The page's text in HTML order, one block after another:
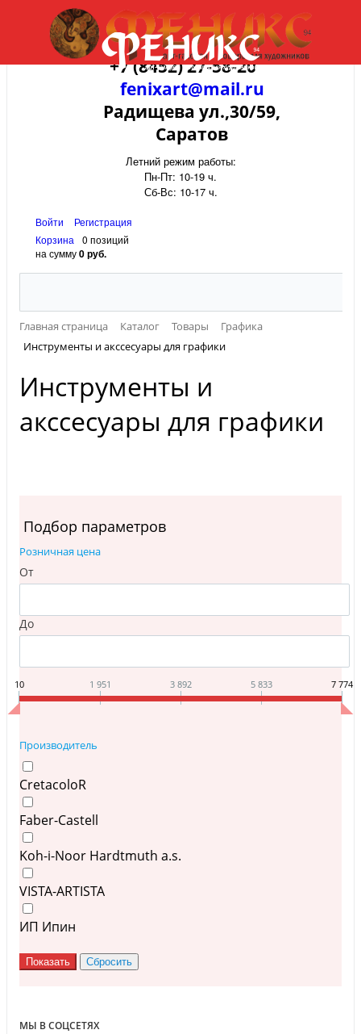
+7 (8452) 27-58-20
fenixart@mail.ru
Радищева ул.,30/59,
Саратов
Летний режим работы:
Пн-Пт: 10-19 ч.
Сб-Вс: 10-17 ч.
Войти
Регистрация
Корзина
0 позиций
на сумму0 руб.
Главная страница Каталог Товары
Графика
Инструменты и акссесуары для графики
Инструменты и
акссесуары для графики
Подбор параметров
Розничная цена
От
До
10 1 951 3 892 5 833 7 774
Производитель
CretacoloR
Faber-Castell
Koh-i-Noor Hardtmuth a.s.
VISTA-ARTISTA
ИП Ипин
МЫ В СОЦСЕТЯХ